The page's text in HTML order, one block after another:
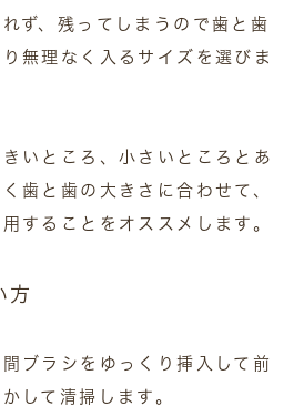
ず、残ってしまうので歯と歯
無理なく入るサイズを選びま
いところ、小さいところとあ
歯と歯の大きさに合わせて、
することをオススメします。
方
ブラシをゆっくり挿入して前
して清掃します。